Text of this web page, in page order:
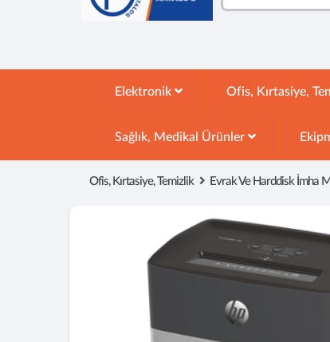
Elektronik Ofis, Kırtasiye,
Sağlık, Medikal Ürünler
Ofis, Kırtasiye, Temizlik Evrak Ve Harddisk İmha